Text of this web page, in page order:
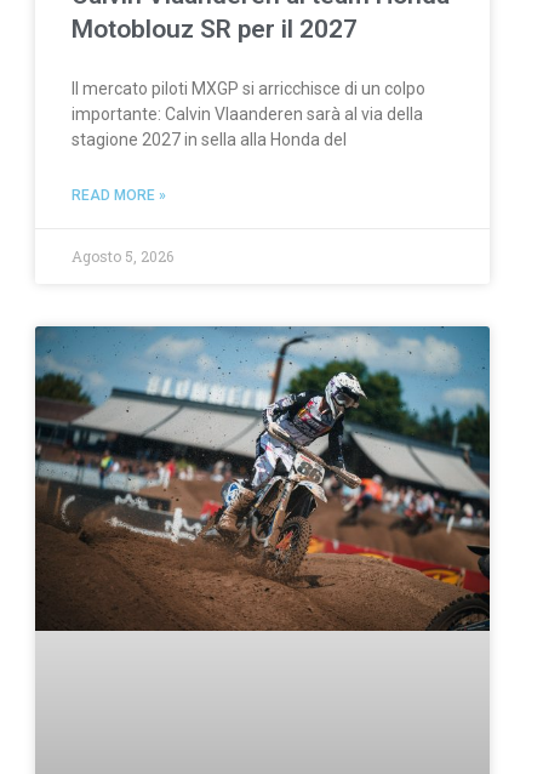
Motoblouz SR per il 2027
Il mercato piloti MXGP si arricchisce di un colpo
importante: Calvin Vlaanderen sarà al via della
stagione 2027 in sella alla Honda del
READ MORE »
Agosto 5, 2026